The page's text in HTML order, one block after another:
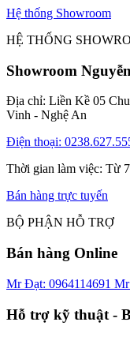
Hệ thống Showroom
HỆ THỐNG
Showroom
Địa chỉ: Liền Kề 05
Vinh - Nghệ An
Điện thoại:
Thời gian làm việc: Từ
Bán hàng trực tuyến
BỘ PHẬN HỖ TRỢ
Bán hàng Online
Mr Đạt: 0964114691 Mr
Hỗ trợ kỹ thuật -